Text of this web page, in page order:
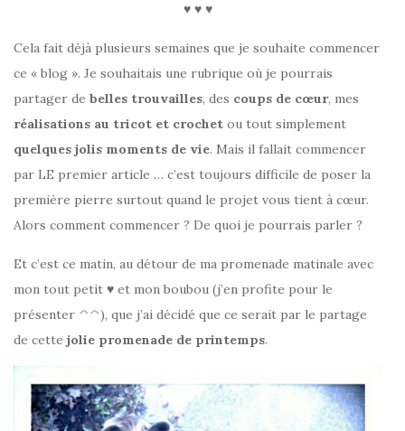
♥ ♥ ♥
Cela fait déjà plusieurs semaines que je souhaite commencer
ce « blog ». Je souhaitais une rubrique où je pourrais
partager de belles trouvailles, des coups de cœur, mes
réalisations au tricot et crochet ou tout simplement
quelques jolis moments de vie. Mais il fallait commencer
par LE premier article … c’est toujours difficile de poser la
première pierre surtout quand le projet vous tient à cœur.
Alors comment commencer ? De quoi je pourrais parler ?
Et c’est ce matin, au détour de ma promenade matinale avec
mon tout petit ♥ et mon boubou (j’en profite pour le
présenter ^^), que j’ai décidé que ce serait par le partage
de cette jolie promenade de printemps.